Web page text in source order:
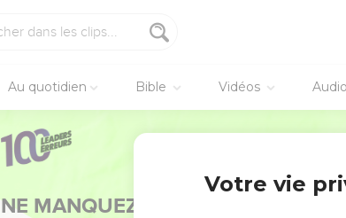
Au quotidien Bible Vidéos
NE MANQUEZ PAS L’ÉVÉNEMENT
Votre vie